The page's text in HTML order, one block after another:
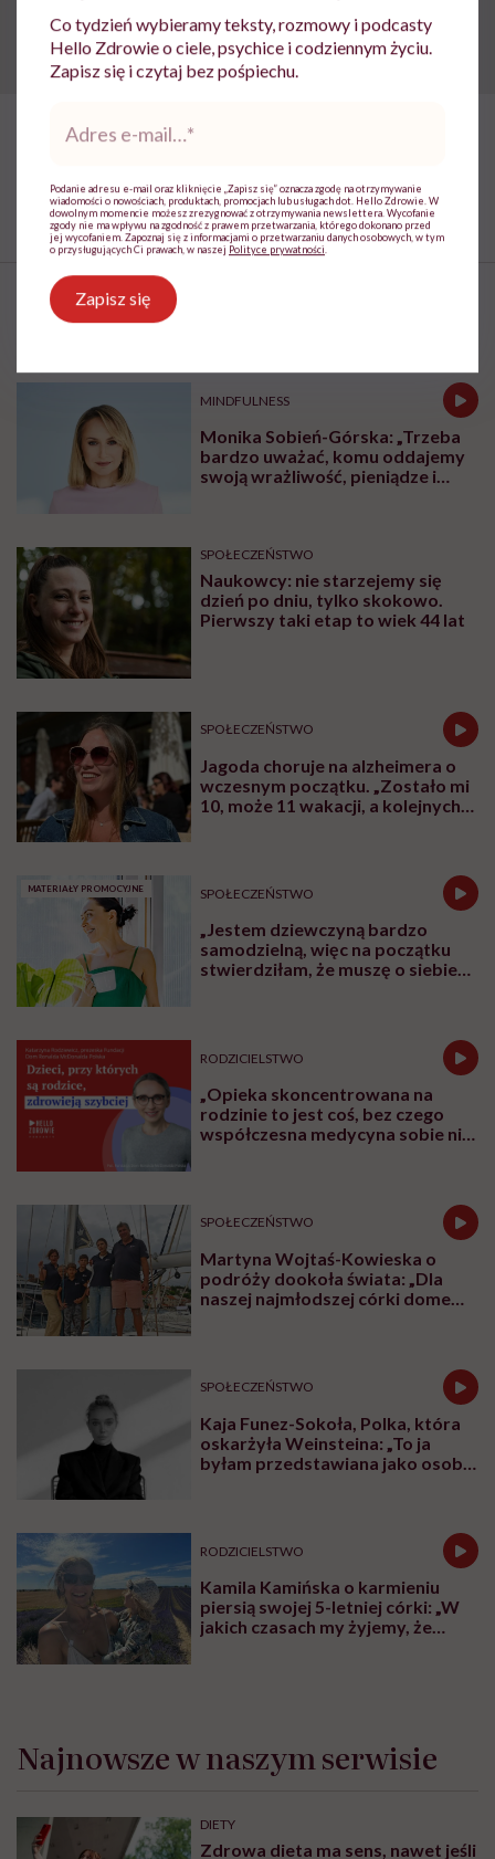
Najpopularniejsze
MINDFULNESS
Monika Sobień-Górska: „Trzeba
bardzo uważać, komu oddajemy
swoją wrażliwość, pieniądze i
SPOŁECZEŃSTWO
Naukowcy: nie starzejemy się
dzień po dniu, tylko skokowo.
Pierwszy taki etap to wiek 44 lat
SPOŁECZEŃSTWO
Jagoda choruje na alzheimera o
wczesnym początku. „Zostało mi
10, może 11 wakacji, a kolejnych
MATERIAŁY PROMOCYJNE SPOŁECZEŃSTWO
„Jestem dziewczyną bardzo
samodzielną, więc na początku
stwierdziłam, że muszę o siebie
RODZICIELSTWO
„Opieka skoncentrowana na
rodzinie to jest coś, bez czego
współczesna medycyna sobie nie
SPOŁECZEŃSTWO
Martyna Wojtaś-Kowieska o
podróży dookoła świata: „Dla
naszej najmłodszej córki domem
SPOŁECZEŃSTWO
Kaja Funez-Sokoła, Polka, która
oskarżyła Weinsteina: „To ja
byłam przedstawiana jako osoba,
RODZICIELSTWO
Kamila Kamińska o karmieniu
piersią swojej 5-letniej córki: „W
jakich czasach my żyjemy, że
Najnowsze w naszym serwisie
DIETY
Zdrowa dieta ma sens, nawet jeśli
Co tydzień wybieramy teksty, rozmowy i podcasty
Hello Zdrowie o ciele, psychice i codziennym życiu.
Zapisz się i czytaj bez pośpiechu.
mail*
Podanie adresu e-mail oraz kliknięcie „Zapisz się” oznacza zgodę na otrzymywanie
wiadomości o nowościach, produktach, promocjach lub usługach dot. Hello Zdrowie. W
dowolnym momencie możesz zrezygnować z otrzymywania newslettera. Wycofanie
zgody nie ma wpływu na zgodność z prawem przetwarzania, którego dokonano przed
jej wycofaniem. Zapoznaj się z informacjami o przetwarzaniu danych osobowych, w tym
o przysługujących Ci prawach, w naszej Polityce prywatności
Zapisz się